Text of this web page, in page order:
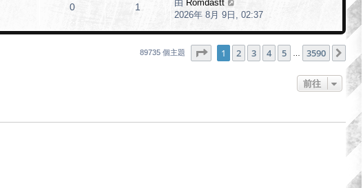
0 1 由 Romdastt
2026年 8月 9日, 02:37
89735 個主題 1頁 (共 3590頁)
1 2 3 4 5 3590 下
前往